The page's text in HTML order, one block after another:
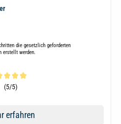
die gesetzlich geforderten
erstellt werden.
5 von 5 Sternen
(5/5)
erfahren